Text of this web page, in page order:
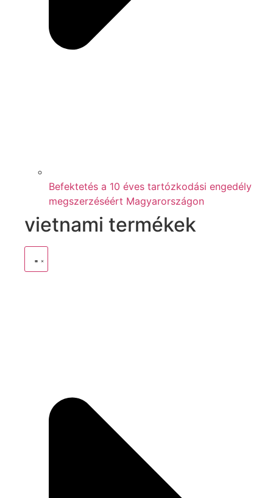
Befektetés a 10 éves tartózkodási engedély
megszerzéséért Magyarországon
vietnami termékek